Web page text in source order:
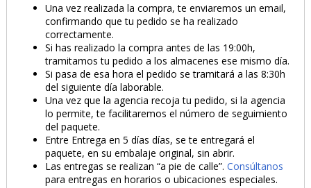
Una vez realizada la compra, te enviaremos un email,
confirmando que tu pedido se ha realizado
correctamente.
Si has realizado la compra antes de las 19:00h,
tramitamos tu pedido a los almacenes ese mismo día.
Si pasa de esa hora el pedido se tramitará a las 8:30h
del siguiente día laborable.
Una vez que la agencia recoja tu pedido, si la agencia
lo permite, te facilitaremos el número de seguimiento
del paquete.
Entre Entrega en 5 días días, se te entregará el
paquete, en su embalaje original, sin abrir.
Las entregas se realizan “a pie de calle”.Consúltanos
para entregas en horarios o ubicaciones especiales.